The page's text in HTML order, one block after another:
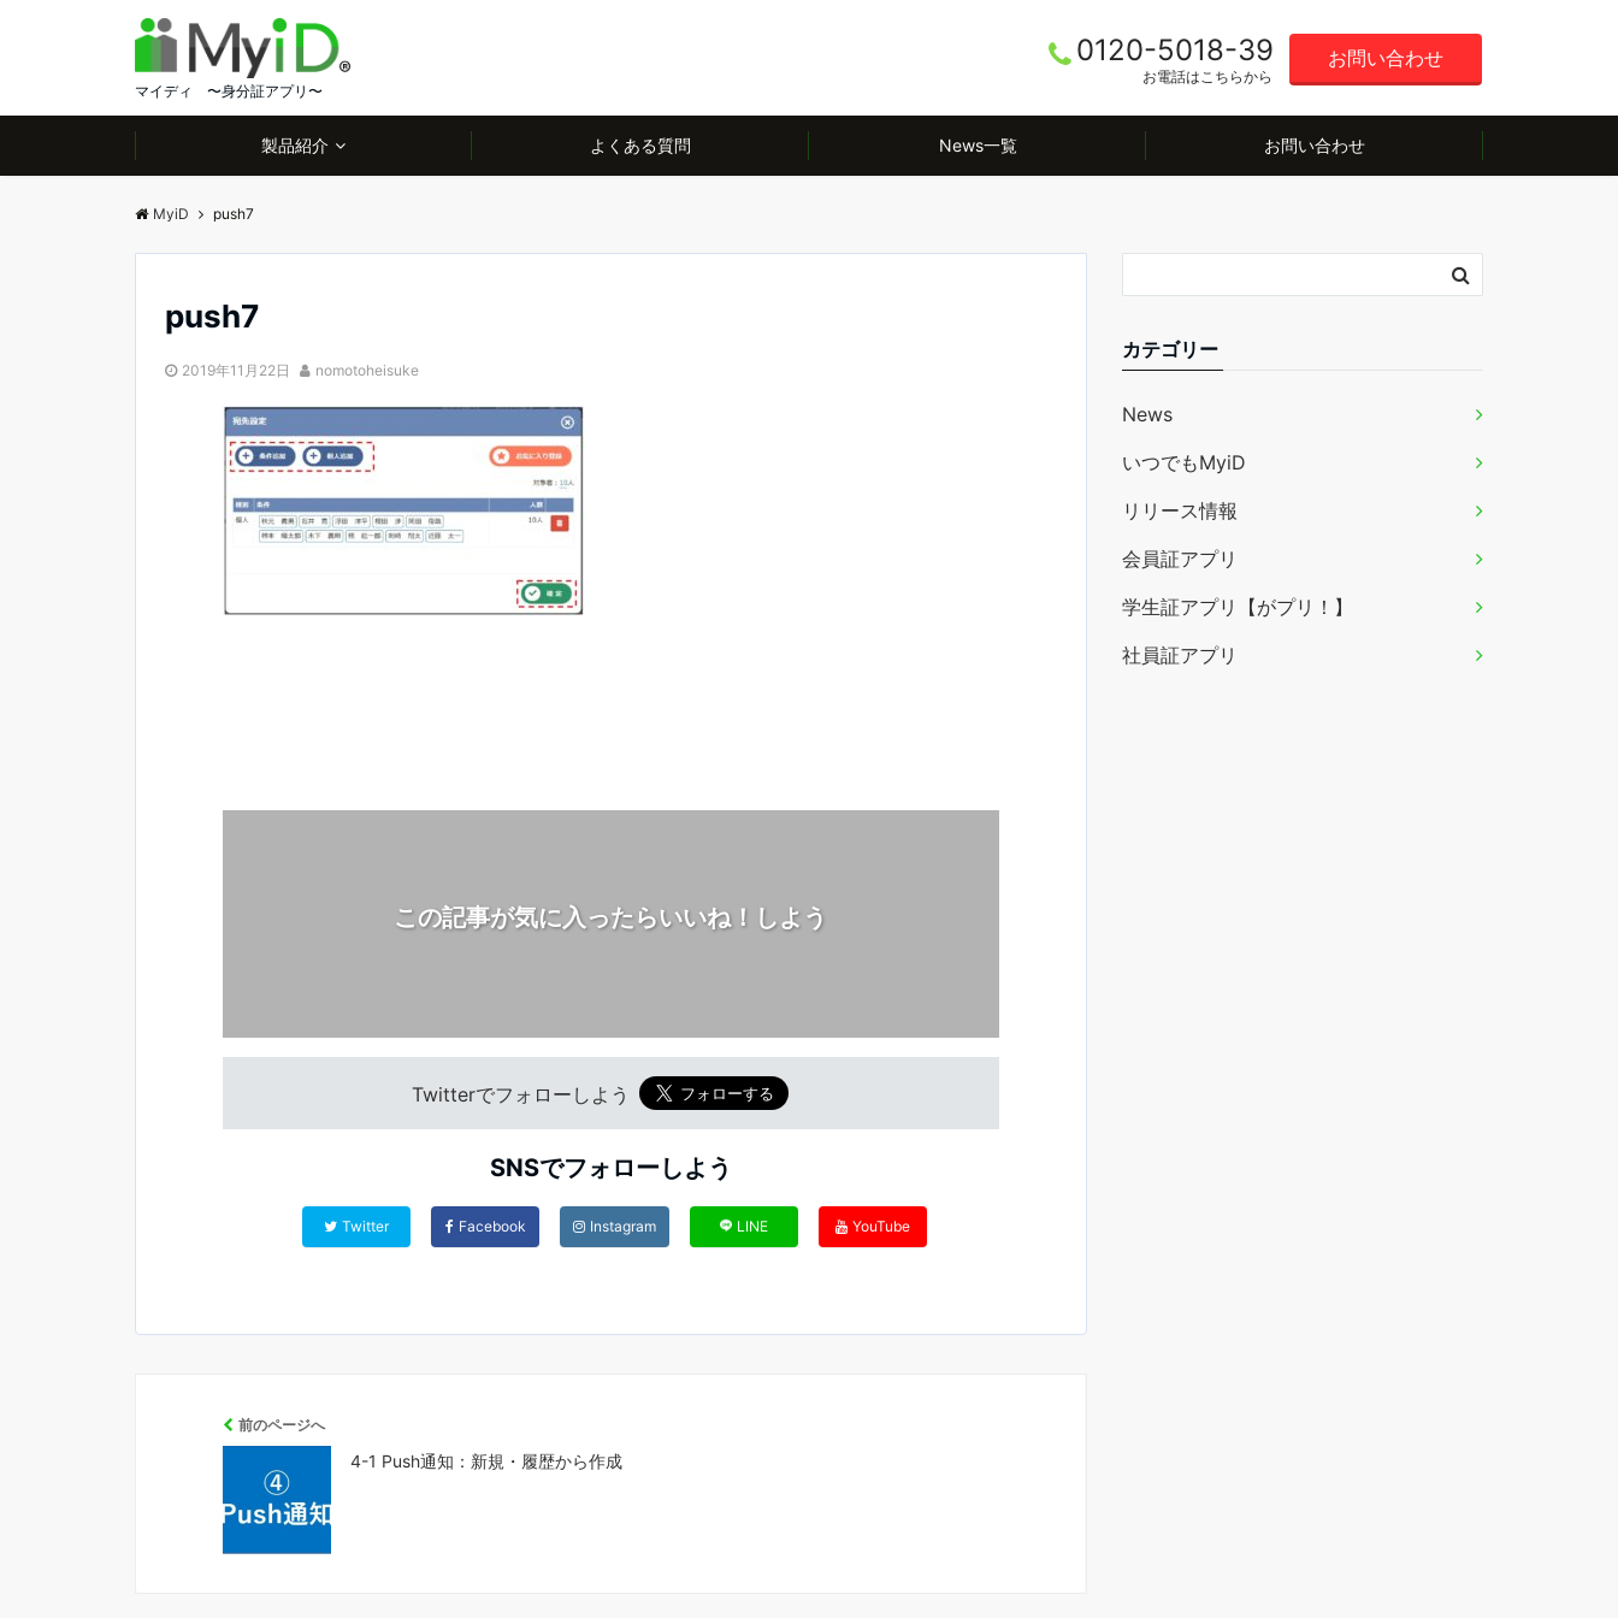
マイディ 〜身分証アプリ〜
0120-5018-39
お電話はこちらから
お問い合わせ
製品紹介 よくある質問 News一覧 お問い合わせ
MyiD push7
push7
2019年11月22日 nomotoheisuke
この記事が気に入ったらいいね！しよう
Twitterでフォローしよう
SNSでフォローしよう
Twitter Facebook Instagram LINE YouTube
前のページへ
4-1 Push通知：新規・履歴から作成
カテゴリー
News
いつでもMyiD
リリース情報
会員証アプリ
学生証アプリ【がプリ！】
社員証アプリ